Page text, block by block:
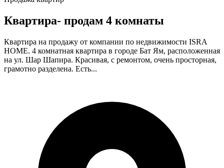
Квартира- продам 4 комнаты
Квартира на продажу от компании по недвижимости ISRA
HOME. 4 комнатная квартира в городе Бат Ям, расположенная
на ул. Шар Шапира. Красивая, с ремонтом, очень просторная,
грамотно разделена. Есть...